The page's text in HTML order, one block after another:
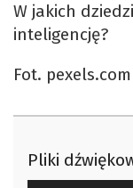
W jakich
inteligencję?
Fot. pexels.com
Pliki